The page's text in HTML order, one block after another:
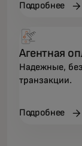
Подробнее
Агентная
Надежные,
транзакции.
Подробнее